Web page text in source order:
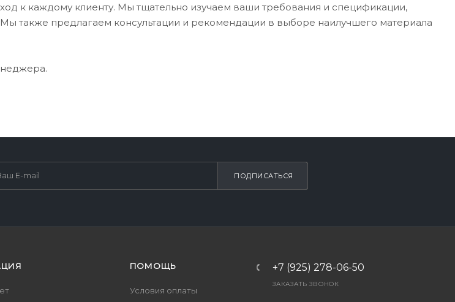
к каждому клиенту. Мы тщательно изучаем ваши требования и спецификации,
также предлагаем консультации и рекомендации в выборе наилучшего материала
ПОДПИСАТЬСЯ
ПОМОЩЬ
Условия оплаты
+7 (925) 278-06-50
ЗАКАЗАТЬ ЗВОНОК